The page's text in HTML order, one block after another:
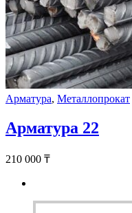
Арматура, Металлопрокат
Арматура 22
210 000 ₸